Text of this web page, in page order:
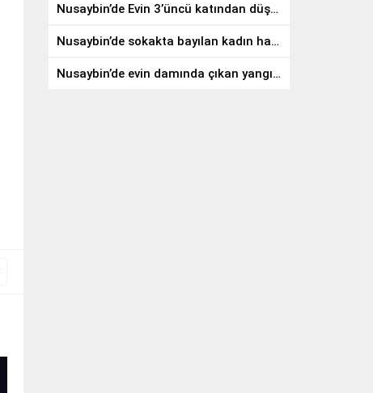
Nusaybin’de Evin 3’üncü katından düşen genç hayatını kaybetti
Nusaybin’de sokakta bayılan kadın hastaneye kaldırıldı
Nusaybin’de evin damında çıkan yangın söndürüldü